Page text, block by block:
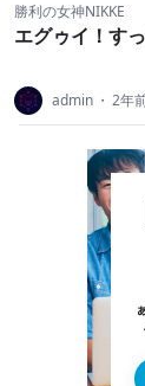
勝利の女神NIKKE
エグゥイ！す
admin ・ 2年